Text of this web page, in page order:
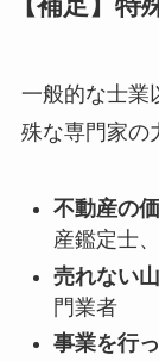
一般的な士業
殊な専門家の
不動産の
産鑑定士
売れない
門業者
事業を行